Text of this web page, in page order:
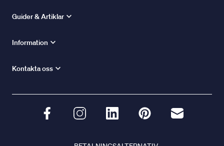
Guider & Artiklar
Information
Kontakta oss